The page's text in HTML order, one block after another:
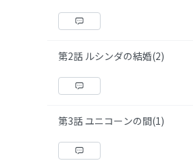
第2話 ルシンダの結婚(2)
第3話 ユニコーンの間(1)